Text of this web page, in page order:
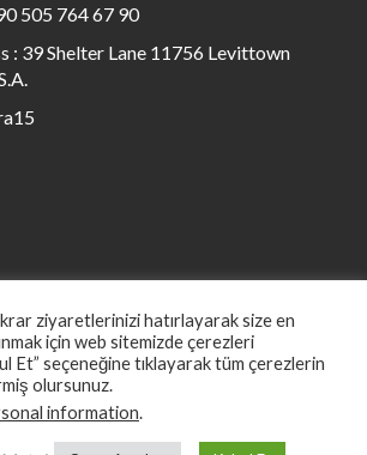
505 764 67 90
: 39 Shelter Lane 11756 Levittown
to Data Media 1999 to ∞
ziyaretlerinizi hatırlayarak size en
için web sitemizde çerezleri
Et” seçeneğine tıklayarak tüm çerezlerin
olursunuz.
information.